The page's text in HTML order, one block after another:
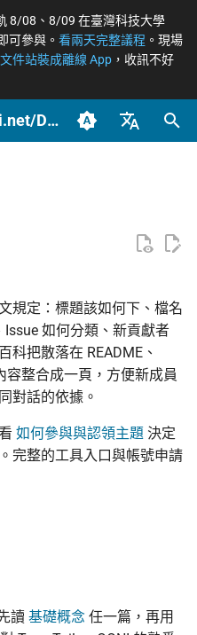
8/08、8/09 在臺灣科技大學
可參與。 看兩天完整議程 。現場
件站裝成離線 App ，收訊不好
匿名網路社群 anoni.net/Docs
網路自由為什麼重要
社群平台怎麼收集你的
料
監控現在做得到什麼
怎麼維持多個網路身分
什麼是匿名網路？
VPN 的風險與選擇
加密 DNS 怎麼選、怎
認真的生效
什麼是 Tails
什麼是 OONI
一般人平常該做到什麼
LGBTQ+ 與性少數的匿
家暴受害者的數位準備
選舉觀察員的自保
倡議組織的匿名捐款管
在中國大陸的公開平台
播資訊
端對端加密如何運作
零知識身分驗證與支付
網路政變 - InterSecLab
Tor 更新日誌
OONI 更新日誌
2026
OONI
技術
文章
更新
活動
籌備：匿名網路工作坊
2025/08
規定：標題該如何下、檔名
如何分類、新貢獻者
科把散落在 README、
容整合成一頁，方便新成員
對話的依據。
如何參與與認領主題 決定
完整的工具入口與帳號申請
讀 基礎概念 任一篇，再用